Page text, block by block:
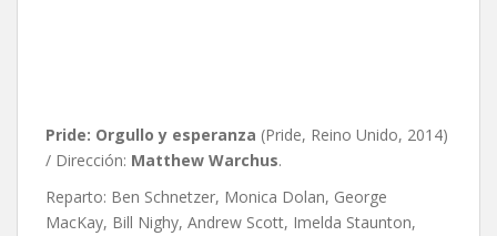
Pride: Orgullo y esperanza (Pride, Reino Unido, 2014)
/ Dirección: Matthew Warchus.
Reparto: Ben Schnetzer, Monica Dolan, George
MacKay, Bill Nighy, Andrew Scott, Imelda Staunton,